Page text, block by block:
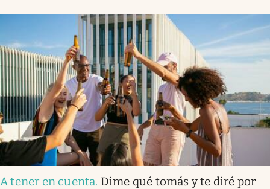
A tener en cuenta. Dime qué tomás y te diré por